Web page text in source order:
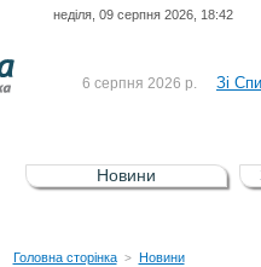
неділя, 09 серпня 2026, 18:42
6 серпня 2026 р. Зі
5 серпня 2026 р.
Зі
UA4000232607)
4 серпня 2026 р.
Новини
Головна сторінка > Новини